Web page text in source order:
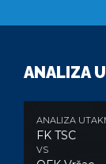
ANALIZA
ANALIZA
FK TSC
VS